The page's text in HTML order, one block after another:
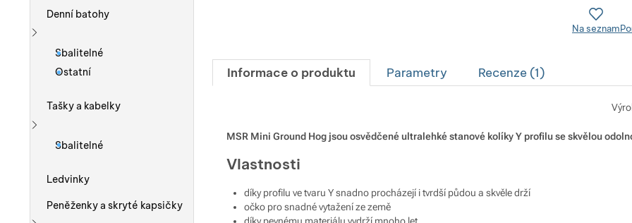
Na seznam
Informace o produktu Parametry Recenze (1)
MSR Mini Ground Hog jsou osvědčené ultralehké stanové kolíky Y profilu se skvělou
Vlastnosti
díky profilu ve tvaru Y snadno procházejí i tvrdší půdou a skvěle drží
očko pro snadné vytažení ze země
Denní batohy
Zobrazit více
Sbalitelné
Ostatní
Tašky a kabelky
Zobrazit více
Sbalitelné
Ledvinky
Peněženky a skryté kapsičky